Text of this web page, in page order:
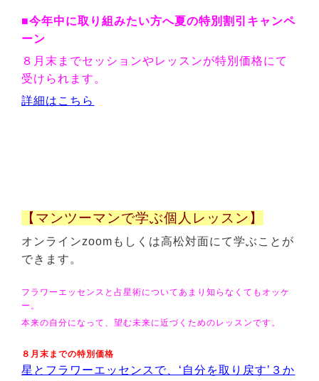
■今年中に取り組みたい方へ夏の特別割引キャンペ
ーン
８月末までセッションやレッスンが特別価格にて
受けられます。
詳細はこちら
【マンツーマンで学ぶ個人レッスン】
オンラインzoomもしくは高松対面にて学ぶことが
できます。
フラワーエッセンスと占星術についてあまり知らなくてもオッケ
ー。
本来の自分になって、望む未来に近づくためのレッスンです。
８月末までの特別価格
星とフラワーエッセンスで、‘自分を取り戻す’３か